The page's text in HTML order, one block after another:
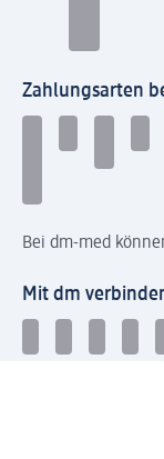
Zahlungsarten
Bei dm-med
Mit dm